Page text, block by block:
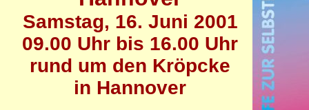
Samstag, 16. Juni 2001
09.00 Uhr bis 16.00 Uhr
rund um den Kröpcke
in Hannover